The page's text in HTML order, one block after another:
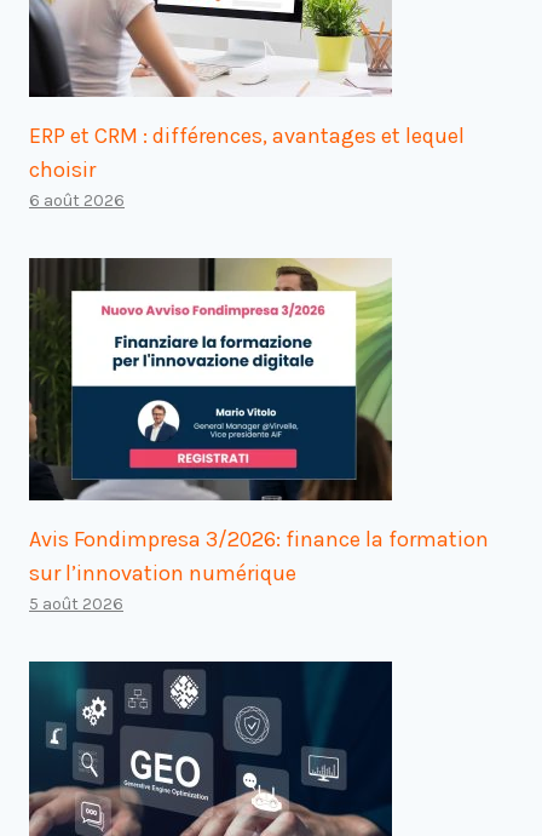
ERP et CRM : différences, avantages et lequel
choisir
6 août 2026
Avis Fondimpresa 3/2026: finance la formation
sur l’innovation numérique
5 août 2026